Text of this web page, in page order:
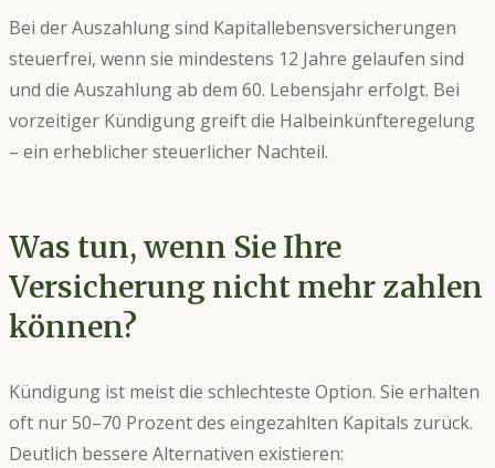
Bei der Auszahlung sind Kapitallebensversicherungen
steuerfrei, wenn sie mindestens 12 Jahre gelaufen sind
und die Auszahlung ab dem 60. Lebensjahr erfolgt. Bei
vorzeitiger Kündigung greift die Halbeinkünfteregelung
– ein erheblicher steuerlicher Nachteil.
Was tun, wenn Sie Ihre
Versicherung nicht mehr zahlen
können?
Kündigung ist meist die schlechteste Option. Sie erhalten
oft nur 50–70 Prozent des eingezahlten Kapitals zurück.
Deutlich bessere Alternativen existieren: